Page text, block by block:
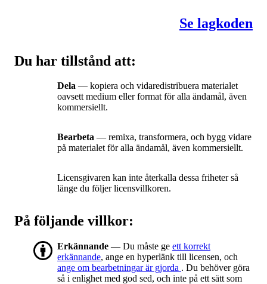
Se lagkoden
Du har tillstånd att:
Dela — kopiera och vidaredistribuera materialet
oavsett medium eller format för alla ändamål, även
kommersiellt.
Bearbeta — remixa, transformera, och bygg vidare
på materialet för alla ändamål, även kommersiellt.
Licensgivaren kan inte återkalla dessa friheter så
länge du följer licensvillkoren.
På följande villkor:
Erkännande — Du måste ge ett korrekt
erkännande, ange en hyperlänk till licensen, och
ange om bearbetningar är gjorda . Du behöver göra
så i enlighet med god sed, och inte på ett sätt som